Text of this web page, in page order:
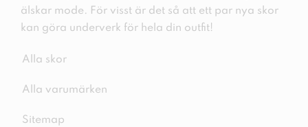
älskar mode. För visst är det så att ett par nya skor
kan göra underverk för hela din outfit!
Alla skor
Alla varumärken
Sitemap